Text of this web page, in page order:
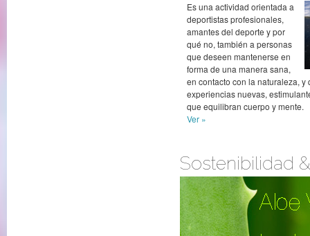
Es una actividad orientada a
deportistas profesionales,
amantes del deporte y por
qué no, también a personas
que deseen mantenerse en
forma de una manera sana,
en contacto con la naturaleza, y
experiencias nuevas,
que equilibran cuerpo y mente.
Ver »
Sostenibilidad